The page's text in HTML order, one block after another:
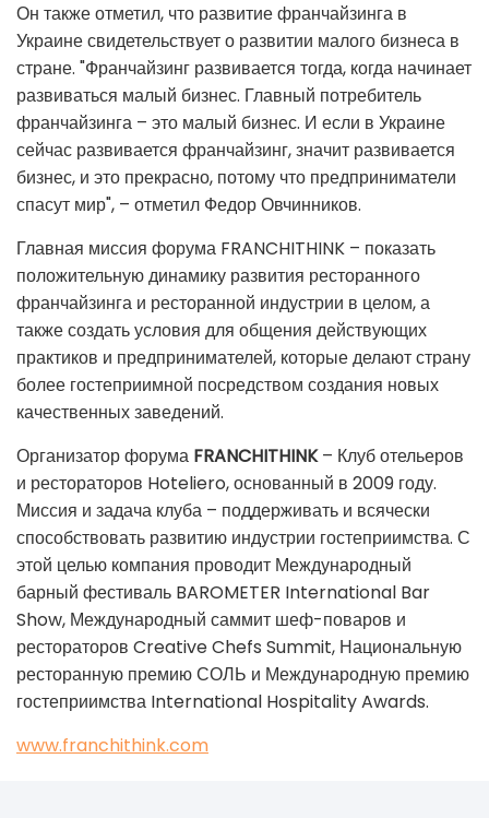
Он также отметил, что развитие франчайзинга в
Украине свидетельствует о развитии малого бизнеса в
стране. "Франчайзинг развивается тогда, когда начинает
развиваться малый бизнес. Главный потребитель
франчайзинга – это малый бизнес. И если в Украине
сейчас развивается франчайзинг, значит развивается
бизнес, и это прекрасно, потому что предприниматели
спасут мир", – отметил Федор Овчинников.
Главная миссия форума FRANCHITHINK – показать
положительную динамику развития ресторанного
франчайзинга и ресторанной индустрии в целом, а
также создать условия для общения действующих
практиков и предпринимателей, которые делают страну
более гостеприимной посредством создания новых
качественных заведений.
Организатор форума FRANCHITHINK– Клуб отельеров
и рестораторов Hoteliero, основанный в 2009 году.
Миссия и задача клуба – поддерживать и всячески
способствовать развитию индустрии гостеприимства. С
этой целью компания проводит Международный
барный фестиваль BAROMETER International Bar
Show, Международный саммит шеф-поваров и
рестораторов Creative Chefs Summit, Национальную
ресторанную премию СОЛЬ и Международную премию
гостеприимства International Hospitality Awards.
www.franchithink.com